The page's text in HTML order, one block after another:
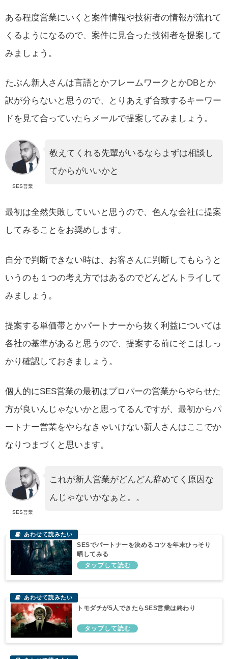
ある程度営業にいくと案件情報や技術者の情報が流れて
くるようになるので、案件に見合った技術者を提案して
みましょう。
たぶん新人さんは言語とかフレームワークとかDBとか
訳が分らないと思うので、とりあえず合致するキーワー
ドを見て合っていたらメールで提案してみましょう。
SES営業
教えてくれる先輩がいるならまずは相談し
てからがいいかと
最初は全然失敗していいと思うので、色んな会社に提案
してみることをお奨めします。
自分で判断できない時は、お客さんに判断してもらうと
いうのも１つの考え方ではあるのでどんどんトライして
みましょう。
提案する単価帯とかパートナーから抜く利益については
各社の基準があると思うので、提案する前にそこはしっ
かり確認しておきましょう。
個人的にSES営業の最初はプロパーの営業からやらせた
方が良いんじゃないかと思ってるんですが、最初からパ
ートナー営業をやらなきゃいけない新人さんはここでか
なりつまづくと思います。
SES営業
これが新人営業がどんどん辞めてく原因な
んじゃないかなぁと。。
SESでパートナーを決めるコツを年末ひっそり
晒してみる
トモダチが5人できたらSES営業は終わり